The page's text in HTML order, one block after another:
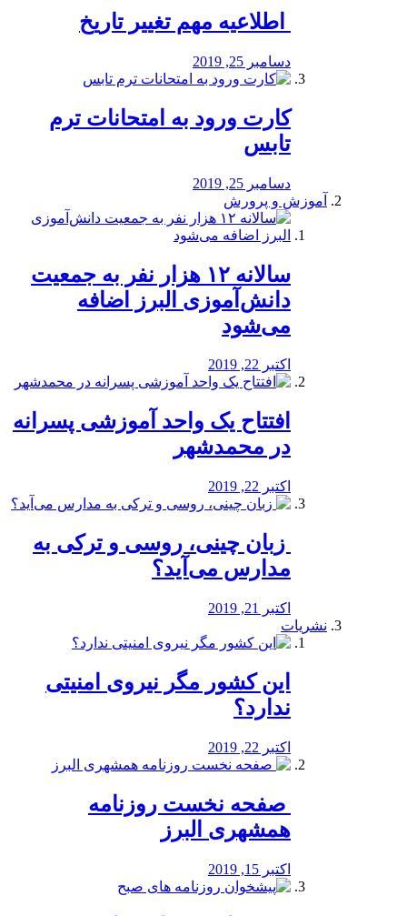
️ اطلاعیه مهم تغییر تاریخ
دسامبر 25, 2019
کارت ورود به امتحانات ترم
تابس
دسامبر 25, 2019
آموزش و پرورش
️سالانه ۱۲ هزار نفر به جمعیت
دانش‌آموزی البرز اضافه
می‌شود
اکتبر 22, 2019
افتتاح یک واحد آموزشی پسرانه
در محمدشهر
اکتبر 22, 2019
️ زبان چینی، روسی و ترکی به
مدارس می‌آید؟
اکتبر 21, 2019
نشریات
این کشور مگر نیروی امنیتی
ندارد؟
اکتبر 22, 2019
️ صفحه نخست روزنامه‌
همشهری البرز
اکتبر 15, 2019